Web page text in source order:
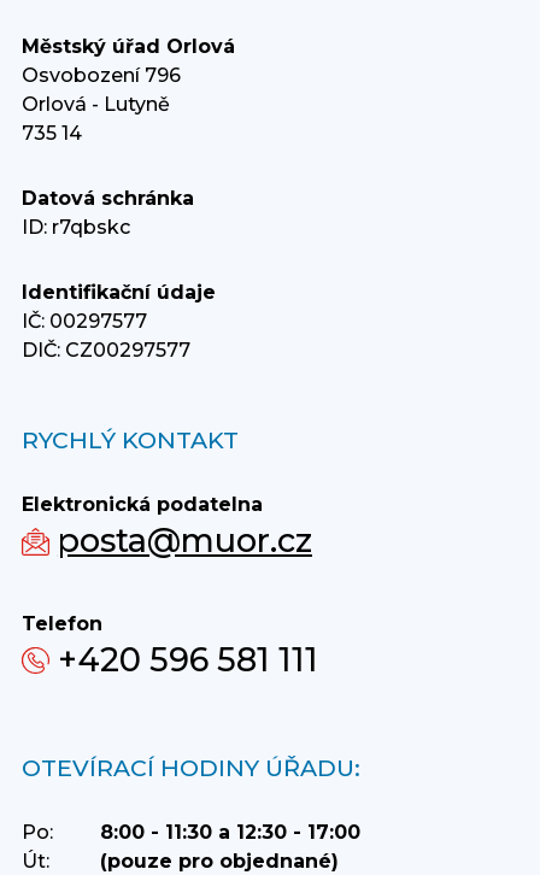
Městský úřad Orlová
Osvobození 796
Orlová - Lutyně
735 14
Datová schránka
ID: r7qbskc
Identifikační údaje
IČ: 00297577
DIČ: CZ00297577
RYCHLÝ KONTAKT
Elektronická podatelna
posta@muor.cz
Telefon
+420 596 581 111
OTEVÍRACÍ HODINY ÚŘADU:
Po:
8:00 - 11:30 a 12:30 - 17:00
Út:
(pouze pro objednané)